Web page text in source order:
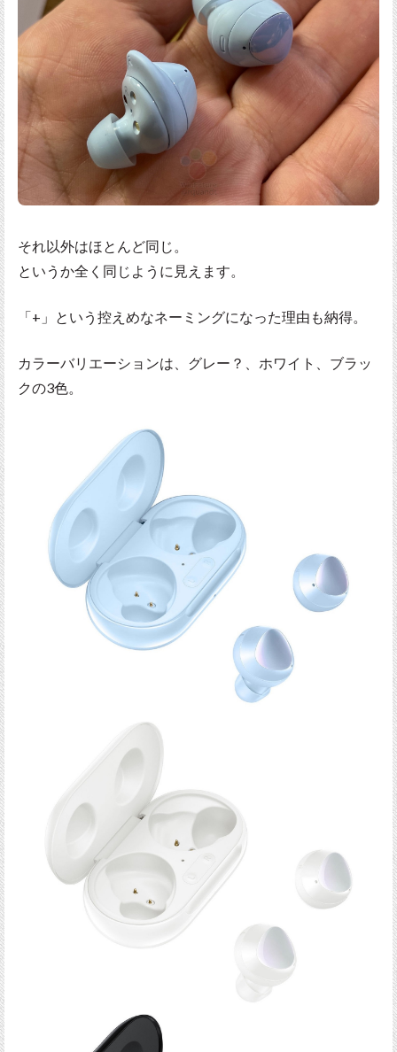
それ以外はほとんど同じ。
というか全く同じように見えます。
「+」という控えめなネーミングになった理由も納得。
カラーバリエーションは、グレー？、ホワイト、ブラッ
クの3色。